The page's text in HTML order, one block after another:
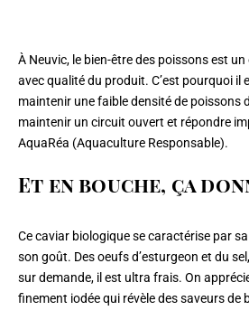
À Neuvic, le bien-être des poissons est
avec qualité du produit. C’est pourquoi il
maintenir une faible densité de poissons
maintenir un circuit ouvert et répondre
AquaRéa (Aquaculture Responsable).
Et en bouche, ça
Ce caviar biologique se caractérise par
son goût. Des oeufs d’esturgeon et du
sur demande, il est ultra frais. On
finement iodée qui révèle des saveurs de